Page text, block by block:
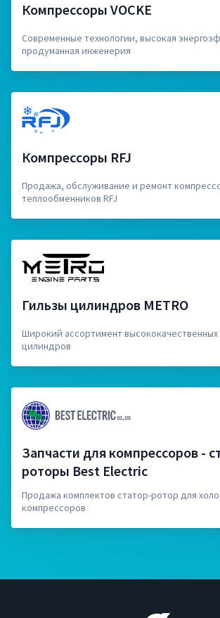
Компрессоры VOCKE
Современные технологии, высокая
продуманная инженерия
Компрессоры RFJ
Продажа, обслуживание и ремонт
теплообменников RFJ
Гильзы цилиндров METRO
Широкий ассортимент высококачественных
цилиндров
Запчасти для компрессоров -
роторы Best Electric
Продажа комплектов статор-ротор для
компрессоров